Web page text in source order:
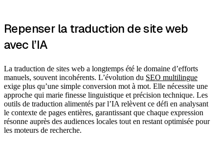
Repenser la traduction de site web
avec l’IA
La traduction de sites web a longtemps été le domaine d’efforts
manuels, souvent incohérents. L’évolution du SEO multilingue
exige plus qu’une simple conversion mot à mot. Elle nécessite une
approche qui marie finesse linguistique et précision technique. Les
outils de traduction alimentés par l’IA relèvent ce défi en analysant
le contexte de pages entières, garantissant que chaque expression
résonne auprès des audiences locales tout en restant optimisée pour
les moteurs de recherche.